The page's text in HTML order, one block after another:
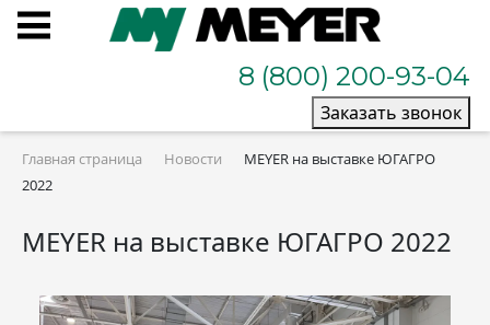
8 (800) 200-93-04
Заказать звонок
Главная страница Новости
MEYER на выставке ЮГАГРО
2022
MEYER на выставке ЮГАГРО 2022